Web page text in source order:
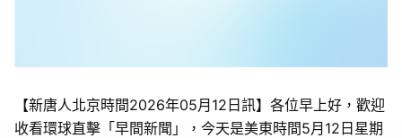
【新唐人北京時間2026年05月12日訊】各位早上好，歡迎
收看環球直擊「早間新聞」，今天是美東時間5月12日星期